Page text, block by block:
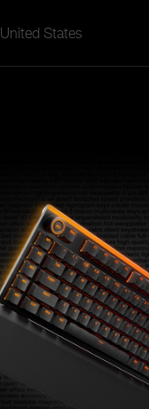
United States